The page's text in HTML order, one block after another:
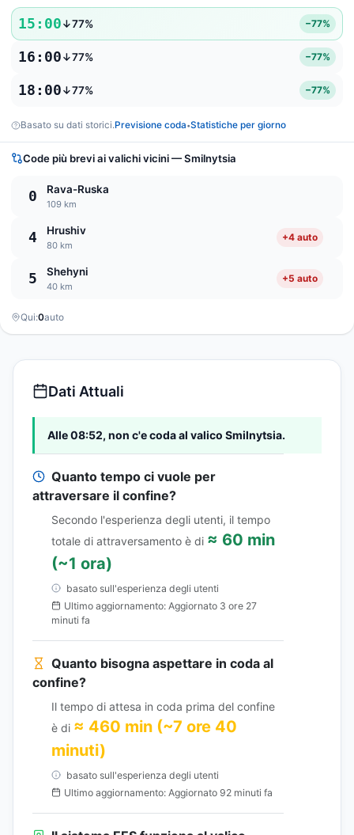
15:00↓77% −77%
16:00↓77% −77%
18:00↓77% −77%
Basato su dati storici.Previsione coda•Statistiche per giorno
Code più brevi ai valichi vicini — Smilnytsia
0 Rava-Ruska
109 km
4 Hrushiv
80 km
+4 auto
5 Shehyni
40 km
+5 auto
Qui:0auto
Dati Attuali
Alle 08:52, non c'e coda al valico Smilnytsia.
Quanto tempo ci vuole per
attraversare il confine?
Secondo l'esperienza degli utenti, il tempo
totale di attraversamento è di ≈ 60 min
(~1 ora)
basato sull'esperienza degli utenti
Ultimo aggiornamento: Aggiornato 3 ore 27
minuti fa
Quanto bisogna aspettare in coda al
confine?
Il tempo di attesa in coda prima del confine
è di ≈ 460 min (~7 ore 40
minuti)
basato sull'esperienza degli utenti
Ultimo aggiornamento: Aggiornato 92 minuti fa